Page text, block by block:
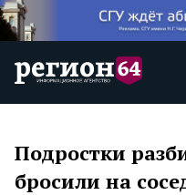
Подростки
бросили на